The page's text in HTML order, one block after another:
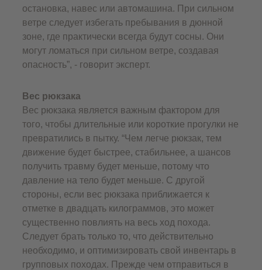
остановка, навес или автомашина. При сильном
ветре следует избегать пребывания в дюнной
зоне, где практически всегда будут сосны. Они
могут ломаться при сильном ветре, создавая
опасность”, - говорит эксперт.
Вес рюкзака
Вес рюкзака является важным фактором для
того, чтобы длительные или короткие прогулки не
превратились в пытку. “Чем легче рюкзак, тем
движение будет быстрее, стабильнее, а шансов
получить травму будет меньше, потому что
давление на тело будет меньше. С другой
стороны, если вес рюкзака приближается к
отметке в двадцать килограммов, это может
существенно повлиять на весь ход похода.
Следует брать только то, что действительно
необходимо, и оптимизировать свой инвентарь в
групповых походах. Прежде чем отправиться в